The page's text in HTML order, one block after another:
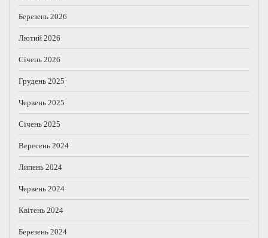
Березень 2026
Лютий 2026
Січень 2026
Грудень 2025
Червень 2025
Січень 2025
Вересень 2024
Липень 2024
Червень 2024
Квітень 2024
Березень 2024